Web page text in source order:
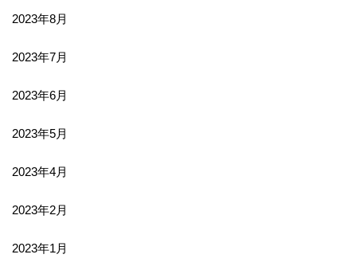
2023年8月
2023年7月
2023年6月
2023年5月
2023年4月
2023年2月
2023年1月